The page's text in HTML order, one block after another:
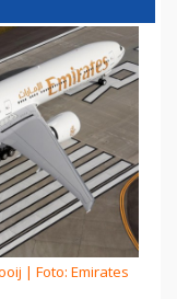
| Foto: Emirates